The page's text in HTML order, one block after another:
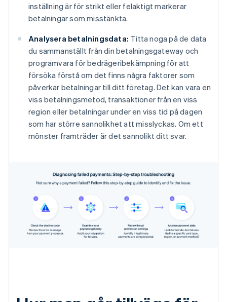
inställning är för strikt eller felaktigt markerar
betalningar som misstänkta.
Analysera betalningsdata: Titta noga på de data
du sammanställt från din betalningsgateway och
programvara för bedrägeribekämpning för att
försöka förstå om det finns några faktorer som
påverkar betalningar till ditt företag. Det kan vara en
viss betalningsmetod, transaktioner från en viss
region eller betalningar under en viss tid på dagen
som har större sannolikhet att misslyckas. Om ett
mönster framträder är det sannolikt ditt svar.